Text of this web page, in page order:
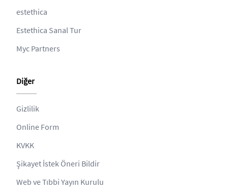
estethica
Estethica Sanal Tur
Myc Partners
Diğer
Gizlilik
Online Form
KVKK
Şikayet İstek Öneri Bildir
Web ve Tıbbi Yayın Kurulu